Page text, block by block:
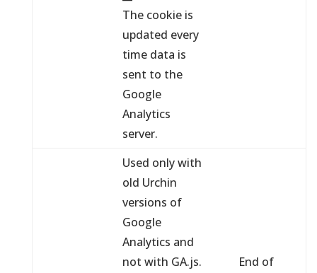
The cookie is
updated every
time data is
sent to the
Google
Analytics
server.
Used only with
old Urchin
versions of
Google
Analytics and
not with GA.js.
End of